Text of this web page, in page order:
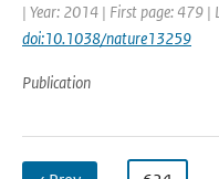
| Year: 2014 | First page: 479 |
doi:10.1038/nature13259
Publication